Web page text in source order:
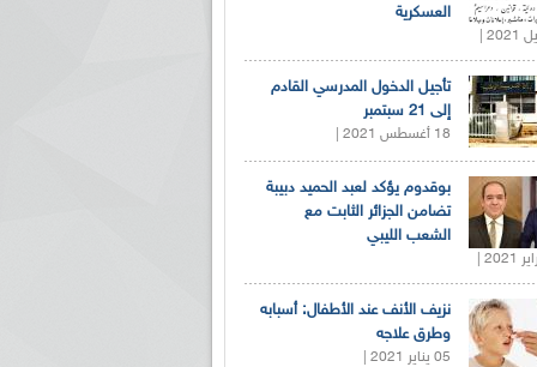
العسكرية
تأجيل الدخول المدرسي القادم
إلى 21 سبتمبر
18 أغسطس 2021 |
بوقدوم يؤكد لعبد الحميد دبيبة
تضامن الجزائر الثابت مع
الشعب الليبي
نزيف الأنف عند الأطفال: أسبابه
وطرق علاجه
05 يناير 2021 |